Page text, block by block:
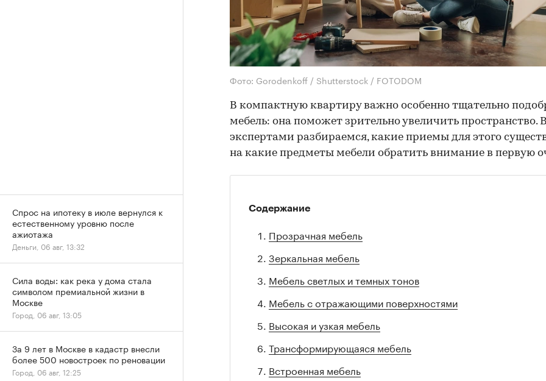
Фото: Gorodenkoff / Shutterstock / FOTODOM
В компактную квартиру важно особенно тщательно
мебель: она поможет зрительно увеличить пространство.
экспертами разбираемся, какие приемы для этого
на какие предметы мебели обратить внимание в первую
Содержание
Прозрачная мебель
Зеркальная мебель
Мебель светлых и темных тонов
Мебель с отражающими поверхностями
Высокая и узкая мебель
Трансформирующаяся мебель
Встроенная мебель
Спрос на ипотеку в июле вернулся к
естественному уровню после
ажиотажа
Деньги, 06 авг, 13:32
Сила воды: как река у дома стала
символом премиальной жизни в
Москве
Город, 06 авг, 13:05
За 9 лет в Москве в кадастр внесли
более 500 новостроек по реновации
Город, 06 авг, 12:25